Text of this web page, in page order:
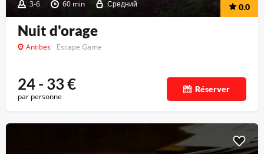
3-6 60 min Средний 0.0
Nuit d'orage
Antibes Escape Game
24 - 33€
par personne
Réserver